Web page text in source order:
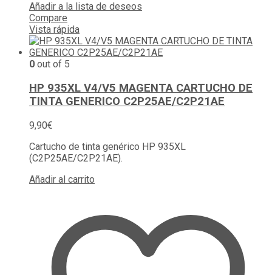
Añadir a la lista de deseos
Compare
Vista rápida
0 out of 5
HP 935XL V4/V5 MAGENTA CARTUCHO DE
TINTA GENERICO C2P25AE/C2P21AE
9,90€
Cartucho de tinta genérico HP 935XL
(C2P25AE/C2P21AE).
Añadir al carrito